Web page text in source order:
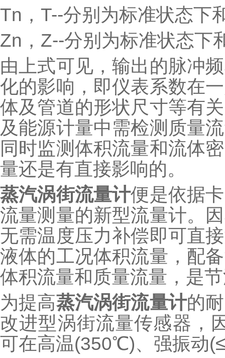
Tn，T--分别为标准状态下
Zn，Z--分别为标准状态下
由上式可见，输出的脉冲
化的影响，即仪表系数在
体及管道的形状尺寸等有
及能源计量中需检测质量
同时监测体积流量和流体
量还是有直接影响的。
蒸汽涡街流量计便是依据
流量测量的新型流量计。
无需温度压力补偿即可直
液体的工况体积流量，配
体积流量和质量流量，是
为提高蒸汽涡街流量计的
改进型涡街流量传感器，
可在高温(350℃)、强振动